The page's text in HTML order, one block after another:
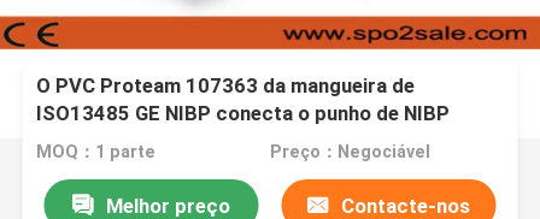
O PVC Proteam 107363 da mangueira de
ISO13485 GE NIBP conecta o punho de NIBP
MOQ：1 parte Preço：Negociável
Melhor preço Contacte-nos